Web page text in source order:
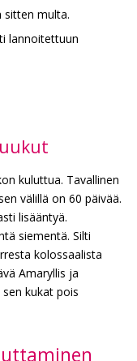
sitten multa.
lannoitettuun
kuluttua. Tavallinen
välillä on 60 päivää.
lisääntyä.
siementä. Silti
kolossaalista
Amaryllis ja
kukat pois